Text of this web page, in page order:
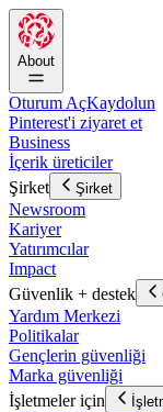
About
Oturum AçKaydolun
Pinterest'i ziyaret et
Business
İçerik üreticiler
Şirket
Şirket
Newsroom
Kariyer
Yatırımcılar
Impact
Güvenlik + destek
Yardım Merkezi
Politikalar
Gençlerin güvenliği
Marka güvenliği
İşletmeler için